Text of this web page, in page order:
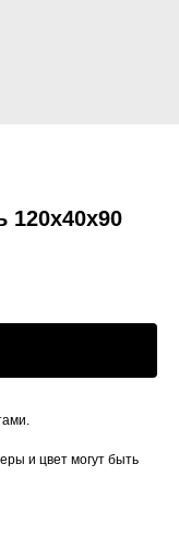
120x40x90
и цвет могут быть